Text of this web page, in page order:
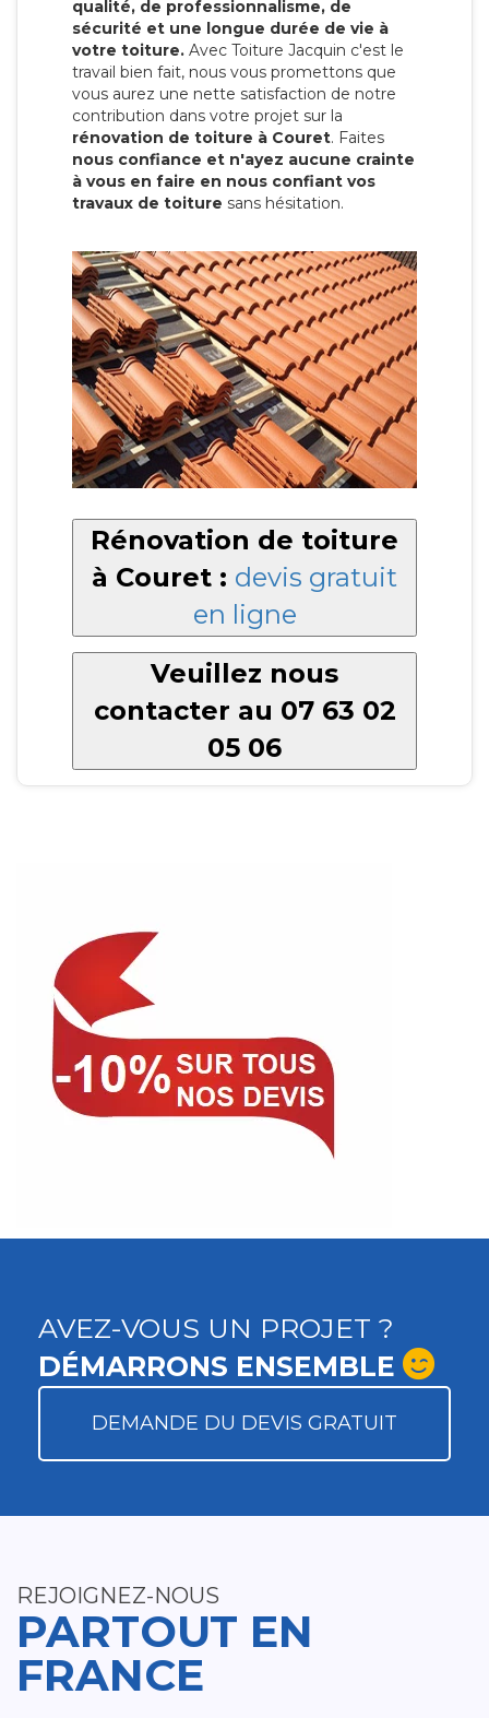
qualité, de professionnalisme, de
sécurité et une longue durée de vie à
votre toiture. Avec Toiture Jacquin c'est le
travail bien fait, nous vous promettons que
vous aurez une nette satisfaction de notre
contribution dans votre projet sur la
rénovation de toiture à Couret. Faites
nous confiance et n'ayez aucune crainte
à vous en faire en nous confiant vos
travaux de toiture sans hésitation.
Rénovation de toiture
à Couret : devis gratuit
en ligne
Veuillez nous
contacter au 07 63 02
05 06
AVEZ-VOUS UN PROJET ?
DÉMARRONS ENSEMBLE
DEMANDE DU DEVIS GRATUIT
REJOIGNEZ-NOUS
PARTOUT EN
FRANCE